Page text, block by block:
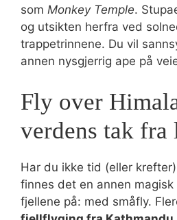
som Monkey Temple.
og utsikten herfra ved
trappetrinnene. Du vil
annen nysgjerrig ape på
Fly over
verdens tak fra
Har du ikke tid (eller
finnes det en annen
fjellene på: med småfly.